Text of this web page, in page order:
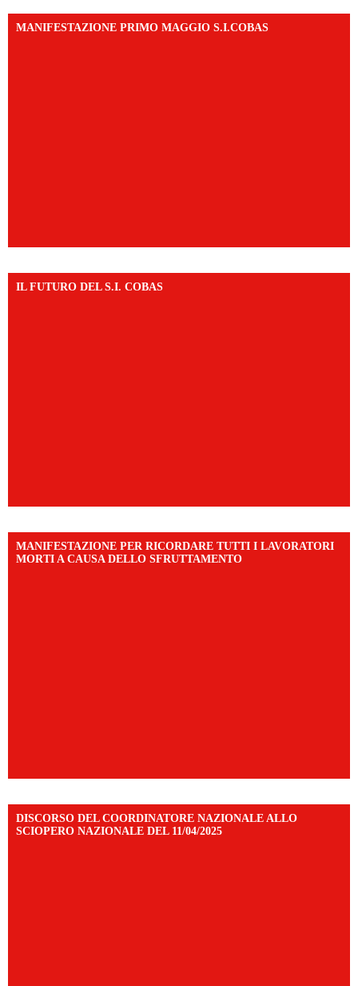
MANIFESTAZIONE PRIMO MAGGIO S.I.COBAS
IL FUTURO DEL S.I. COBAS
MANIFESTAZIONE PER RICORDARE TUTTI I LAVORATORI
MORTI A CAUSA DELLO SFRUTTAMENTO
DISCORSO DEL COORDINATORE NAZIONALE ALLO
SCIOPERO NAZIONALE DEL 11/04/2025